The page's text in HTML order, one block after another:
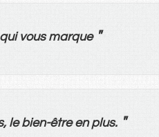
qui vous marque "
, le bien-être en plus. "